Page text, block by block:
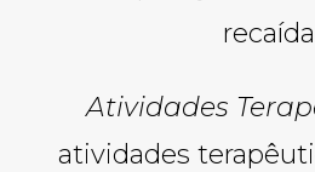
Atividades
atividades